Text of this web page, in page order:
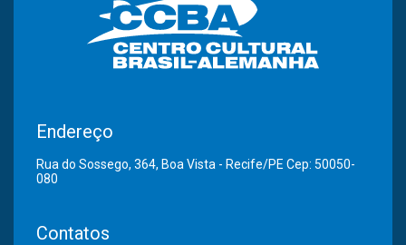
Endereço
Rua do Sossego, 364, Boa Vista - Recife/PE Cep: 50050-
080
Contatos